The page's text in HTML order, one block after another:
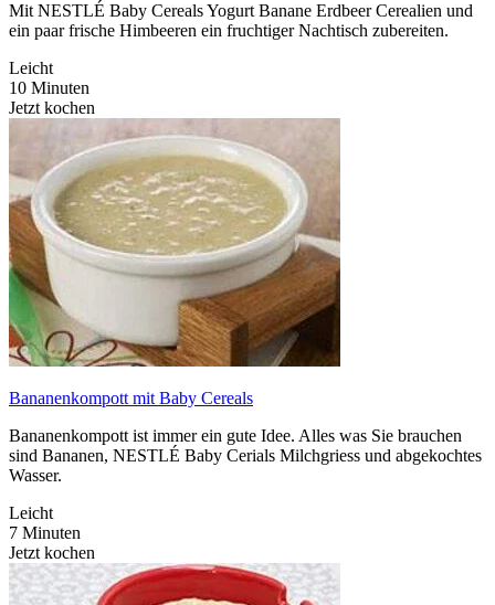
Mit NESTLÉ Baby Cereals Yogurt Banane Erdbeer Cerealien und
ein paar frische Himbeeren ein fruchtiger Nachtisch zubereiten.
Leicht
10 Minuten
Jetzt kochen
Bananenkompott mit Baby Cereals
Bananenkompott ist immer ein gute Idee. Alles was Sie brauchen
sind Bananen, NESTLÉ Baby Cerials Milchgriess und abgekochtes
Wasser.
Leicht
7 Minuten
Jetzt kochen